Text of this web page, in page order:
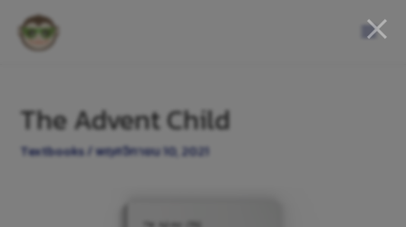
The Advent Child
Textbooks/พฤศจิกายน 10, 2021